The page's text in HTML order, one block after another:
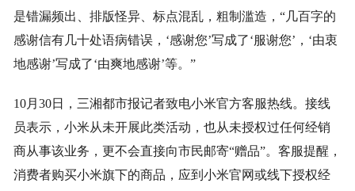
是错漏频出、排版怪异、标点混乱，粗制滥造，“几百字的
感谢信有几十处语病错误，‘感谢您’写成了‘服谢您’，‘由衷
地感谢’写成了‘由爽地感谢’等。”
10月30日，三湘都市报记者致电小米官方客服热线。接线
员表示，小米从未开展此类活动，也从未授权过任何经销
商从事该业务，更不会直接向市民邮寄“赠品”。客服提醒，
消费者购买小米旗下的商品，应到小米官网或线下授权经